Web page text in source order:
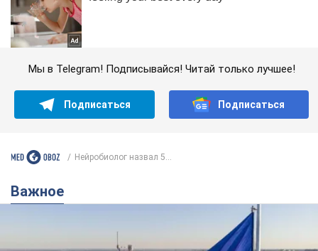
Мы в Telegram! Подписывайся! Читай только лучшее!
Подписаться Подписаться
Нейробиолог назвал 5...
Важное